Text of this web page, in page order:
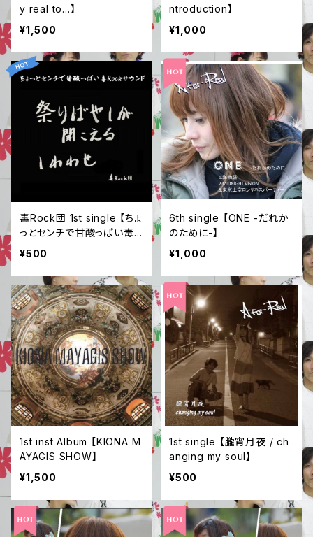
y real to...】
¥1,500
ntroduction】
¥1,000
毒Rock団 1st single 【ちょ
っとセンチで甘酸っぱい毒R
ock団サウンド】
¥500
6th single 【ONE -だれか
のために-】
¥1,000
1st inst Album 【KIONA M
AYAGIS SHOW】
¥1,500
1st single 【朧宵月夜 / ch
anging my soul】
¥500